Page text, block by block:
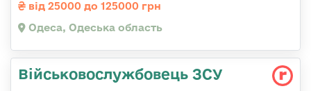
від 25000 до 125000 грн
Одеса, Одеська область
Військовослужбовець ЗСУ